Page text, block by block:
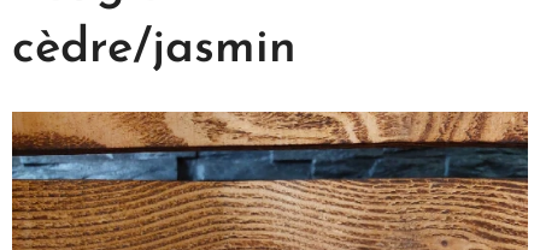
cèdre/jasmin